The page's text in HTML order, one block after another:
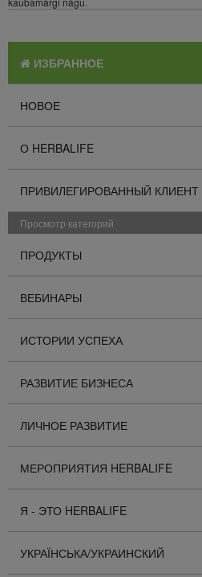
ИЗБРАННОЕ
НОВОЕ
О HERBALIFE
ПРИВИЛЕГИРОВАННЫЙ КЛИЕНТ
Просмотр категорий
ПРОДУКТЫ
ВЕБИНАРЫ
ИСТОРИИ УСПЕХА
РАЗВИТИЕ БИЗНЕСА
ЛИЧНОЕ РАЗВИТИЕ
МЕРОПРИЯТИЯ HERBALIFE
Я - ЭТО HERBALIFE
УКРАЇНСЬКА/УКРАИНСКИЙ